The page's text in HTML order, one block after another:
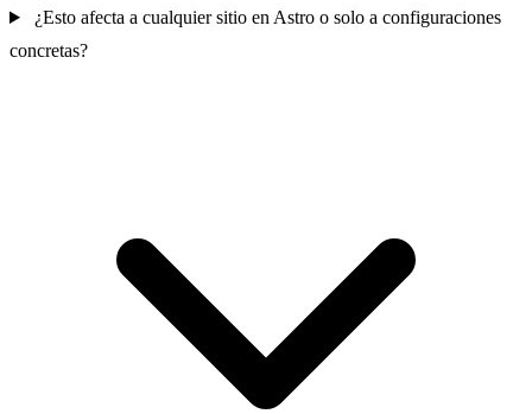
¿Esto afecta a cualquier sitio en Astro o solo a configuraciones
concretas?